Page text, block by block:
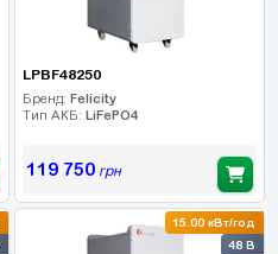
LPBF48250
Бренд: Felicity
Тип АКБ: LiFePO4
119 750грн
15.00 кВт/год
48 В